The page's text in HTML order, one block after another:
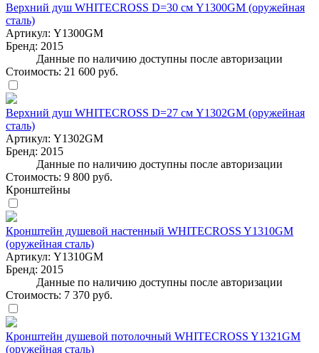
Верхний душ WHITECROSS D=30 см Y1300GM (оружейная
сталь)
Артикул: Y1300GM
Бренд: 2015
Данные по наличию доступны после авторизации
Стоимость: 21 600 руб.
Верхний душ WHITECROSS D=27 см Y1302GM (оружейная
сталь)
Артикул: Y1302GM
Бренд: 2015
Данные по наличию доступны после авторизации
Стоимость: 9 800 руб.
Кронштейны
Кронштейн душевой настенный WHITECROSS Y1310GM
(оружейная сталь)
Артикул: Y1310GM
Бренд: 2015
Данные по наличию доступны после авторизации
Стоимость: 7 370 руб.
Кронштейн душевой потолочный WHITECROSS Y1321GM
(оружейная сталь)